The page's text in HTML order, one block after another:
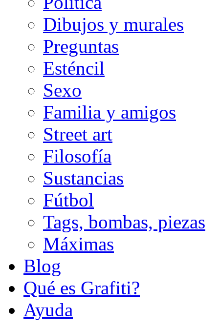
Dibujos y murales
Preguntas
Esténcil
Sexo
Familia y amigos
Street art
Filosofía
Sustancias
Fútbol
Tags, bombas, piezas
Máximas
Blog
Qué es Grafiti?
Ayuda